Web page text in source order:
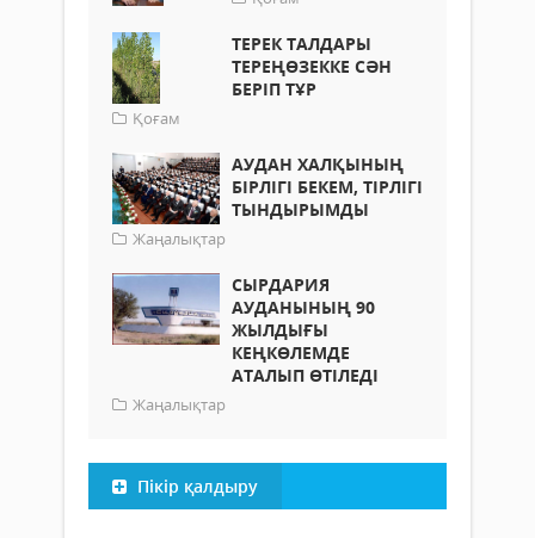
ТЕРЕК ТАЛДАРЫ
ТЕРЕҢӨЗЕККЕ СӘН
БЕРІП ТҰР
Қоғам
АУДАН ХАЛҚЫНЫҢ
БІРЛІГІ БЕКЕМ, ТІРЛІГІ
ТЫНДЫРЫМДЫ
Жаңалықтар
СЫРДАРИЯ
АУДАНЫНЫҢ 90
ЖЫЛДЫҒЫ
КЕҢКӨЛЕМДЕ
АТАЛЫП ӨТІЛЕДІ
Жаңалықтар
Пікір қалдыру